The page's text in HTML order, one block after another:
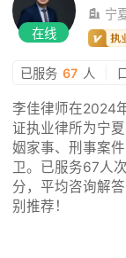
在线
宁
已服务 67 人
李佳律师在2024
证执业律所为宁
姻家事、刑事案
卫。已服务67人
分，平均咨询解
别推荐！